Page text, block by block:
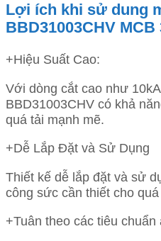
Lợi ích khi sử dung
BBD31003CHV MCB
+Hiệu Suất Cao:
Với dòng cắt cao như
BBD31003CHV có khả
quá tải mạnh mẽ.
+Dễ Lắp Đặt và Sử Dụng
Thiết kế dễ lắp đặt và sử
công sức cần thiết cho
+Tuân theo các tiêu chuẩn